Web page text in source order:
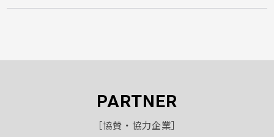
PARTNER
［協賛・協力企業］